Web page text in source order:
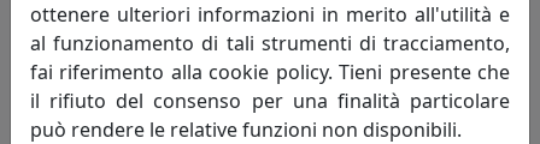
ottenere ulteriori informazioni in merito all'utilità e
al funzionamento di tali strumenti di tracciamento,
fai riferimento alla cookie policy. Tieni presente che
il rifiuto del consenso per una finalità particolare
può rendere le relative funzioni non disponibili.